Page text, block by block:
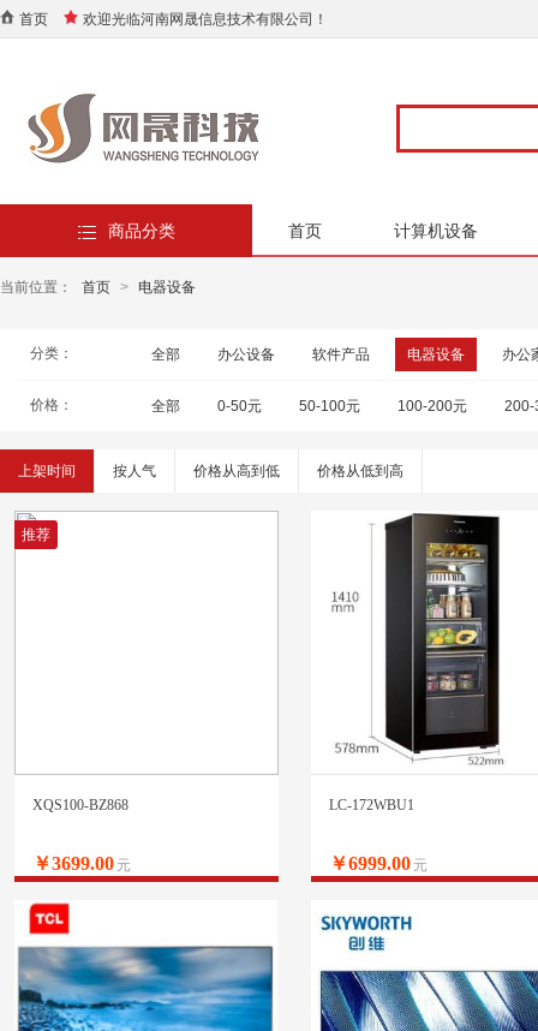
首页 欢迎光临河南网晟信息技术有限公司！
商品分类 首页 计算机设备
当前位置： 首页 > 电器设备
分类： 全部 办公设备 软件产品 电器设备 办公
价格： 全部 0-50元 50-100元 100-200元 200-
上架时间 按人气 价格从高到低 价格从低到高
推荐
XQS100-BZ868
￥3699.00 元
LC-172WBU1
￥6999.00 元